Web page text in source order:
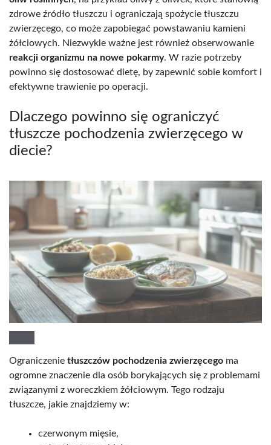
zdrowe źródło tłuszczu i ograniczają spożycie tłuszczu
zwierzęcego, co może zapobiegać powstawaniu kamieni
żółciowych. Niezwykle ważne jest również obserwowanie
reakcji organizmu na nowe pokarmy. W razie potrzeby
powinno się dostosować dietę, by zapewnić sobie komfort i
efektywne trawienie po operacji.
Dlaczego powinno się ograniczyć
tłuszcze pochodzenia zwierzęcego w
diecie?
Ograniczenie tłuszczów pochodzenia zwierzęcego ma
ogromne znaczenie dla osób borykających się z problemami
związanymi z woreczkiem żółciowym. Tego rodzaju
tłuszcze, jakie znajdziemy w:
czerwonym mięsie,